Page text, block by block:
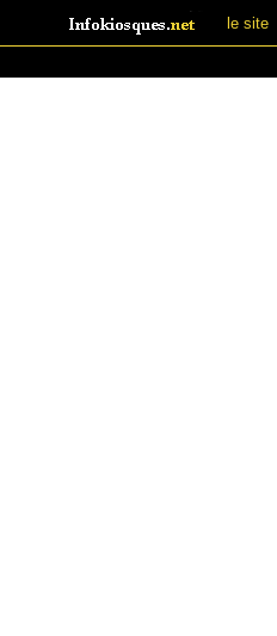
le site